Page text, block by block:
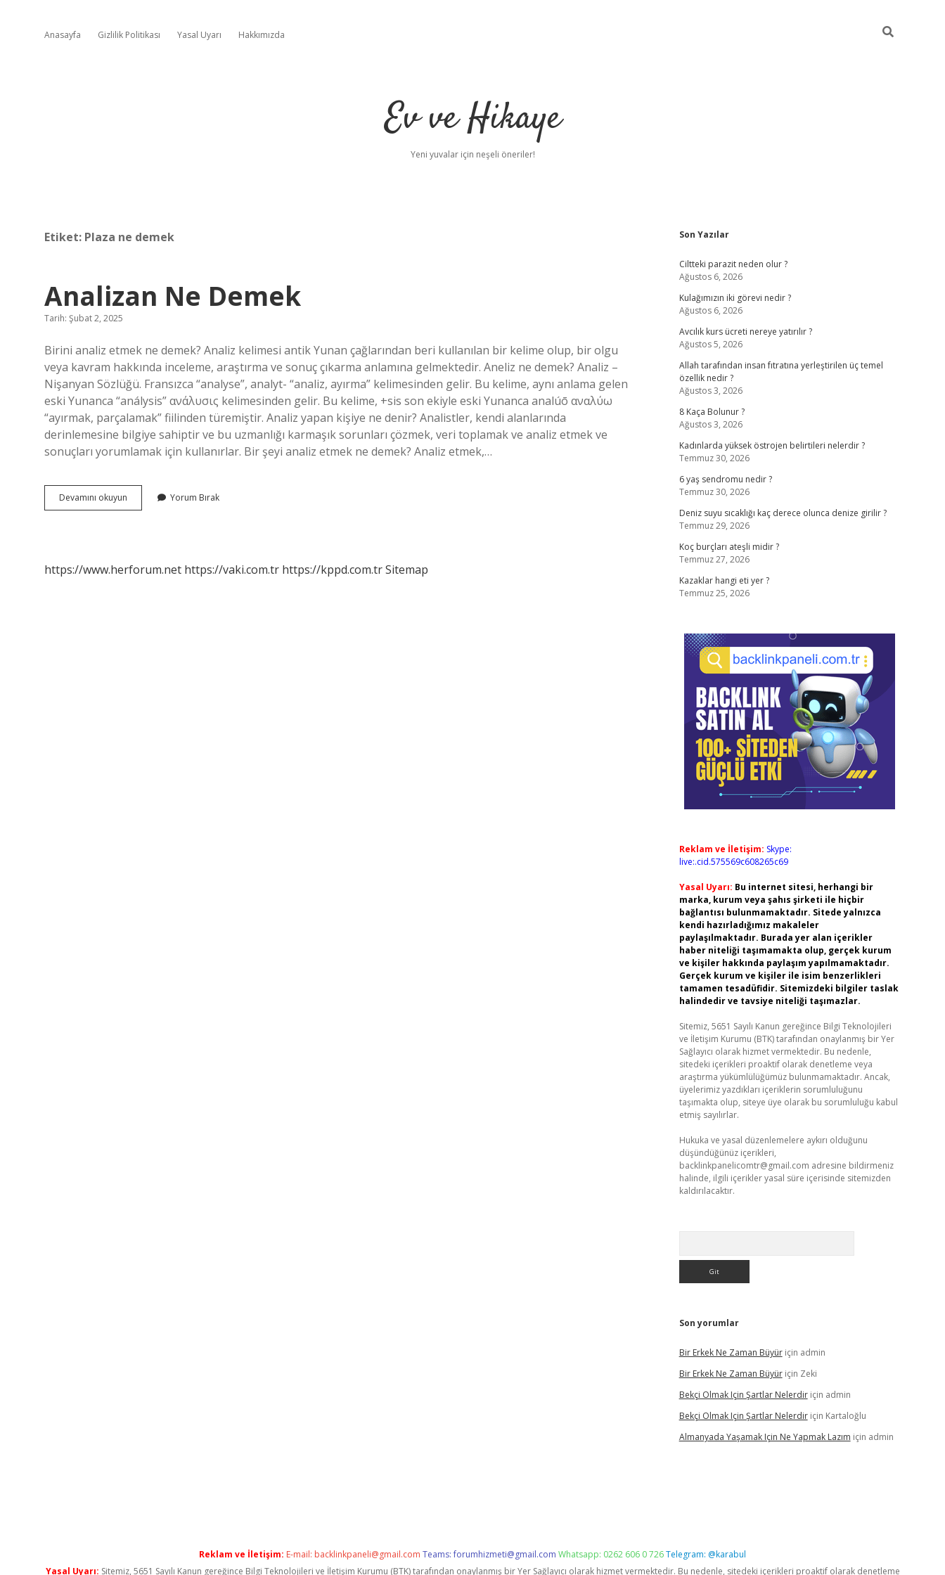
Anasayfa Gizlilik Politikası Yasal Uyarı Hakkımızda
Ev ve Hikaye
Yeni yuvalar için neşeli öneriler!
Etiket: Plaza ne demek
Analizan Ne Demek
Tarih: Şubat 2, 2025
Birini analiz etmek ne demek? Analiz kelimesi antik Yunan çağlarından beri kullanılan bir kelime olup, bir olgu
veya kavram hakkında inceleme, araştırma ve sonuç çıkarma anlamına gelmektedir. Aneliz ne demek? Analiz –
Nişanyan Sözlüğü. Fransızca “analyse”, analyt- “analiz, ayırma” kelimesinden gelir. Bu kelime, aynı anlama gelen
eski Yunanca “análysis” ανάλυσις kelimesinden gelir. Bu kelime, +sis son ekiyle eski Yunanca analúō αναλύω
“ayırmak, parçalamak” fiilinden türemiştir. Analiz yapan kişiye ne denir? Analistler, kendi alanlarında
derinlemesine bilgiye sahiptir ve bu uzmanlığı karmaşık sorunları çözmek, veri toplamak ve analiz etmek ve
sonuçları yorumlamak için kullanırlar. Bir şeyi analiz etmek ne demek? Analiz etmek,…
Devamını okuyun Analizan
Ne
Yorum Bırak
https://www.herforum.net https://vaki.com.tr https://kppd.com.trSitemap
Sidebar
Son Yazılar
Ciltteki parazit neden olur ?
Ağustos 6, 2026
Kulağımızın iki görevi nedir ?
Ağustos 6, 2026
Avcılık kurs ücreti nereye yatırılır ?
Ağustos 5, 2026
Allah tarafından insan fıtratına yerleştirilen üç temel
özellik nedir ?
Ağustos 3, 2026
8 Kaça Bolunur ?
Ağustos 3, 2026
Kadınlarda yüksek östrojen belirtileri nelerdir ?
Temmuz 30, 2026
6 yaş sendromu nedir ?
Temmuz 30, 2026
Deniz suyu sıcaklığı kaç derece olunca denize girilir ?
Temmuz 29, 2026
Koç burçları ateşli midir ?
Temmuz 27, 2026
Kazaklar hangi eti yer ?
Temmuz 25, 2026
Reklam ve İletişim: Skype:
live:.cid.575569c608265c69
Yasal Uyarı: Bu internet sitesi, herhangi bir
marka, kurum veya şahıs şirketi ile hiçbir
bağlantısı bulunmamaktadır. Sitede yalnızca
kendi hazırladığımız makaleler
paylaşılmaktadır. Burada yer alan içerikler
haber niteliği taşımamakta olup, gerçek kurum
ve kişiler hakkında paylaşım yapılmamaktadır.
Gerçek kurum ve kişiler ile isim benzerlikleri
tamamen tesadüfidir. Sitemizdeki bilgiler taslak
halindedir ve tavsiye niteliği taşımazlar.
Sitemiz, 5651 Sayılı Kanun gereğince Bilgi Teknolojileri
ve İletişim Kurumu (BTK) tarafından onaylanmış bir Yer
Sağlayıcı olarak hizmet vermektedir. Bu nedenle,
sitedeki içerikleri proaktif olarak denetleme veya
araştırma yükümlülüğümüz bulunmamaktadır. Ancak,
üyelerimiz yazdıkları içeriklerin sorumluluğunu
taşımakta olup, siteye üye olarak bu sorumluluğu kabul
etmiş sayılırlar.
Hukuka ve yasal düzenlemelere aykırı olduğunu
düşündüğünüz içerikleri,
backlinkpanelicomtr@gmail.com adresine bildirmeniz
halinde, ilgili içerikler yasal süre içerisinde sitemizden
kaldırılacaktır.
Son yorumlar
Bir Erkek Ne Zaman Büyüriçin admin
Bir Erkek Ne Zaman Büyüriçin Zeki
Bekçi Olmak Için Şartlar Nelerdiriçin admin
Bekçi Olmak Için Şartlar Nelerdiriçin Kartaloğlu
Almanyada Yaşamak Için Ne Yapmak Lazım için admin
Reklam ve İletişim: E-mail: backlinkpaneli@gmail.com Teams:forumhizmeti@gmail.com Whatsapp: 0262 606 0 726Telegram: @karabul
Yasal Uyarı: Sitemiz, 5651 Sayılı Kanun gereğince Bilgi Teknolojileri ve İletişim Kurumu (BTK) tarafından onaylanmış bir Yer Sağlayıcı olarak hizmet vermektedir. Bu nedenle, sitedeki içerikleri proaktif olarak denetleme